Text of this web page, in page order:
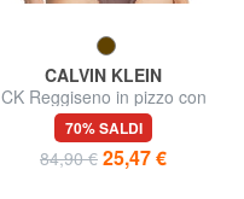
CALVIN KLEIN
CK Reggiseno in pizzo con
ferretto
70% SALDI
84,90 € 25,47 €